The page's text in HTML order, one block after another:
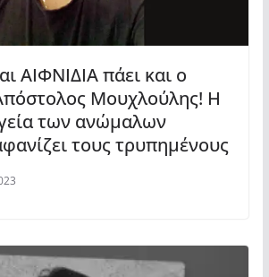
ΑΙΦΝΙΔΙΑ πάει και ο
Μουχλούλης! Η
των ανώμαλων
τους τρυπημένους